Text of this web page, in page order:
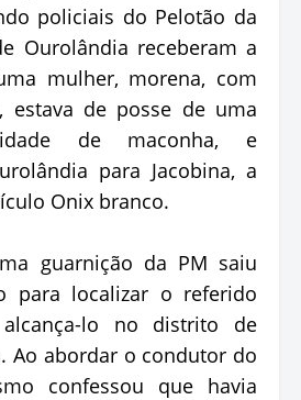
policiais do Pelotão da
Ourolândia receberam a
mulher, morena, com
estava de posse de uma
de maconha, e
para Jacobina, a
Onix branco.
guarnição da PM saiu
para localizar o referido
lo no distrito de
Ao abordar o condutor do
confessou que havia